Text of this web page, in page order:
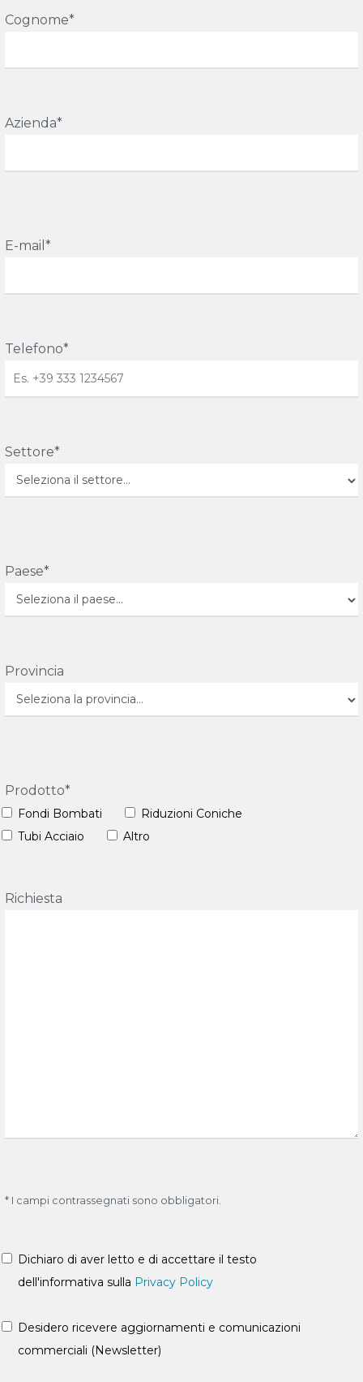
Cognome*
Azienda*
E-mail*
Telefono*
Settore*
Paese*
Provincia
Prodotto*
Fondi Bombati
Riduzioni Coniche
Tubi Acciaio
Altro
Richiesta
* I campi contrassegnati sono obbligatori.
Dichiaro di aver letto e di accettare il testo
dell'informativa sulla Privacy Policy
Desidero ricevere aggiornamenti e comunicazioni
commerciali (Newsletter)